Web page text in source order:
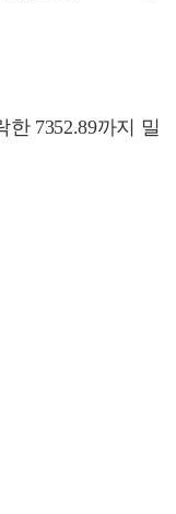
7352.89까지 밀